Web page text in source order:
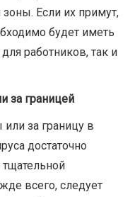
Если их примут,
будет иметь
работников, так и
за границей
за границу в
достаточно
всего, следует